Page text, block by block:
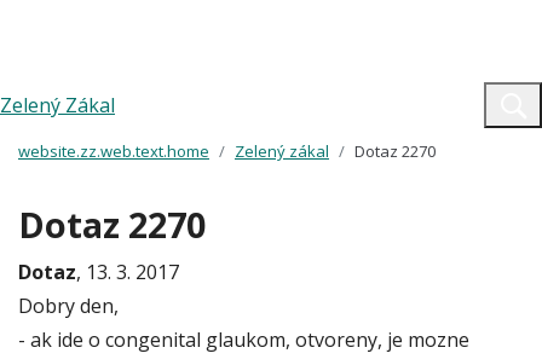
Zelený Zákal
website.zz.web.text.home Zelený zákal Dotaz 2270
Dotaz 2270
Dotaz, 13. 3. 2017
Dobry den,
- ak ide o congenital glaukom, otvoreny, je mozne